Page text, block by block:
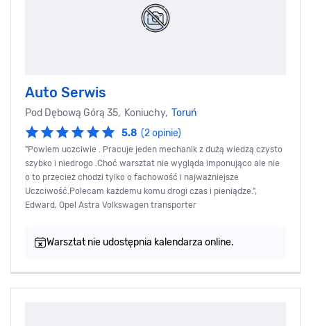
Auto Serwis
Pod Dębową Górą 35, Koniuchy, Toruń
5.8 (2 opinie)
"Powiem uczciwie . Pracuje jeden mechanik z dużą wiedzą czysto
szybko i niedrogo .Choć warsztat nie wygląda imponująco ale nie
o to przecież chodzi tylko o fachowość i najważniejsze
Uczciwość.Polecam każdemu komu drogi czas i pieniądze.",
Edward, Opel Astra Volkswagen transporter
Warsztat nie udostępnia kalendarza online.